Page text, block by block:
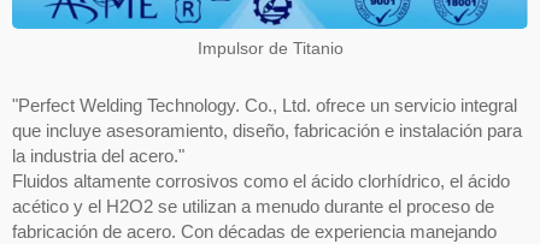
Impulsor de Titanio
"Perfect Welding Technology. Co., Ltd. ofrece un servicio integral
que incluye asesoramiento, diseño, fabricación e instalación para
la industria del acero."
Fluidos altamente corrosivos como el ácido clorhídrico, el ácido
acético y el H2O2 se utilizan a menudo durante el proceso de
fabricación de acero. Con décadas de experiencia manejando